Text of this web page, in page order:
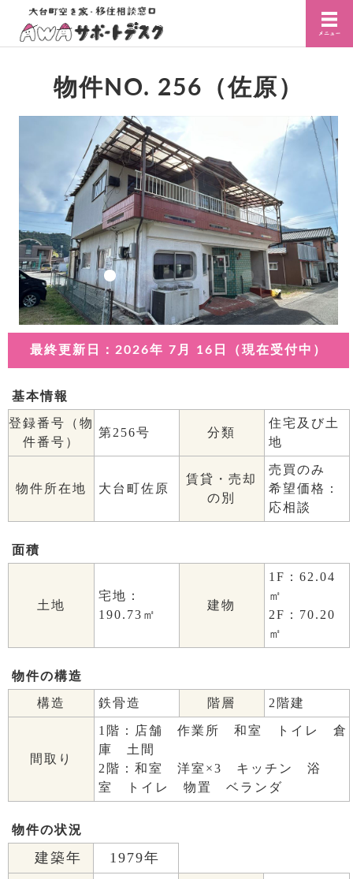
物件NO. 256（佐原）
最終更新日：2026年 7月 16日（現在受付中）
基本情報
登録番号（物
件番号）
第256号 分類
住宅及び土
地
物件所在地 大台町佐原
賃貸・売却
の別
売買のみ
希望価格：
応相談
面積
土地
宅地：
190.73㎡
建物
1F：62.04
㎡
2F：70.20
㎡
物件の構造
構造 鉄骨造 階層 2階建
間取り
1階：店舗 作業所 和室 トイレ 倉
庫 土間
2階：和室 洋室×3 キッチン 浴
室 トイレ 物置 ベランダ
物件の状況
建築年
1979年